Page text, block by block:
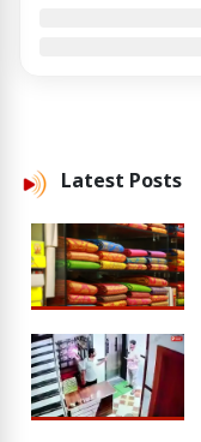
Latest Posts